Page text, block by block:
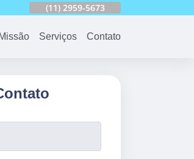
(11) 2959-5673
Missão Serviços Contato